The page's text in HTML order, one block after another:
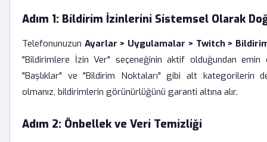
Adım 1: Bildirim İzinlerini Sistemsel Olarak
Telefonunuzun Ayarlar > Uygulamalar > Twitch >
"Bildirimlere İzin Ver" seçeneğinin aktif olduğundan emin
"Başlıklar" ve "Bildirim Noktaları" gibi alt kategorilerin
olmanız, bildirimlerin görünürlüğünü garanti altına alır.
Adım 2: Önbellek ve Veri Temizliği